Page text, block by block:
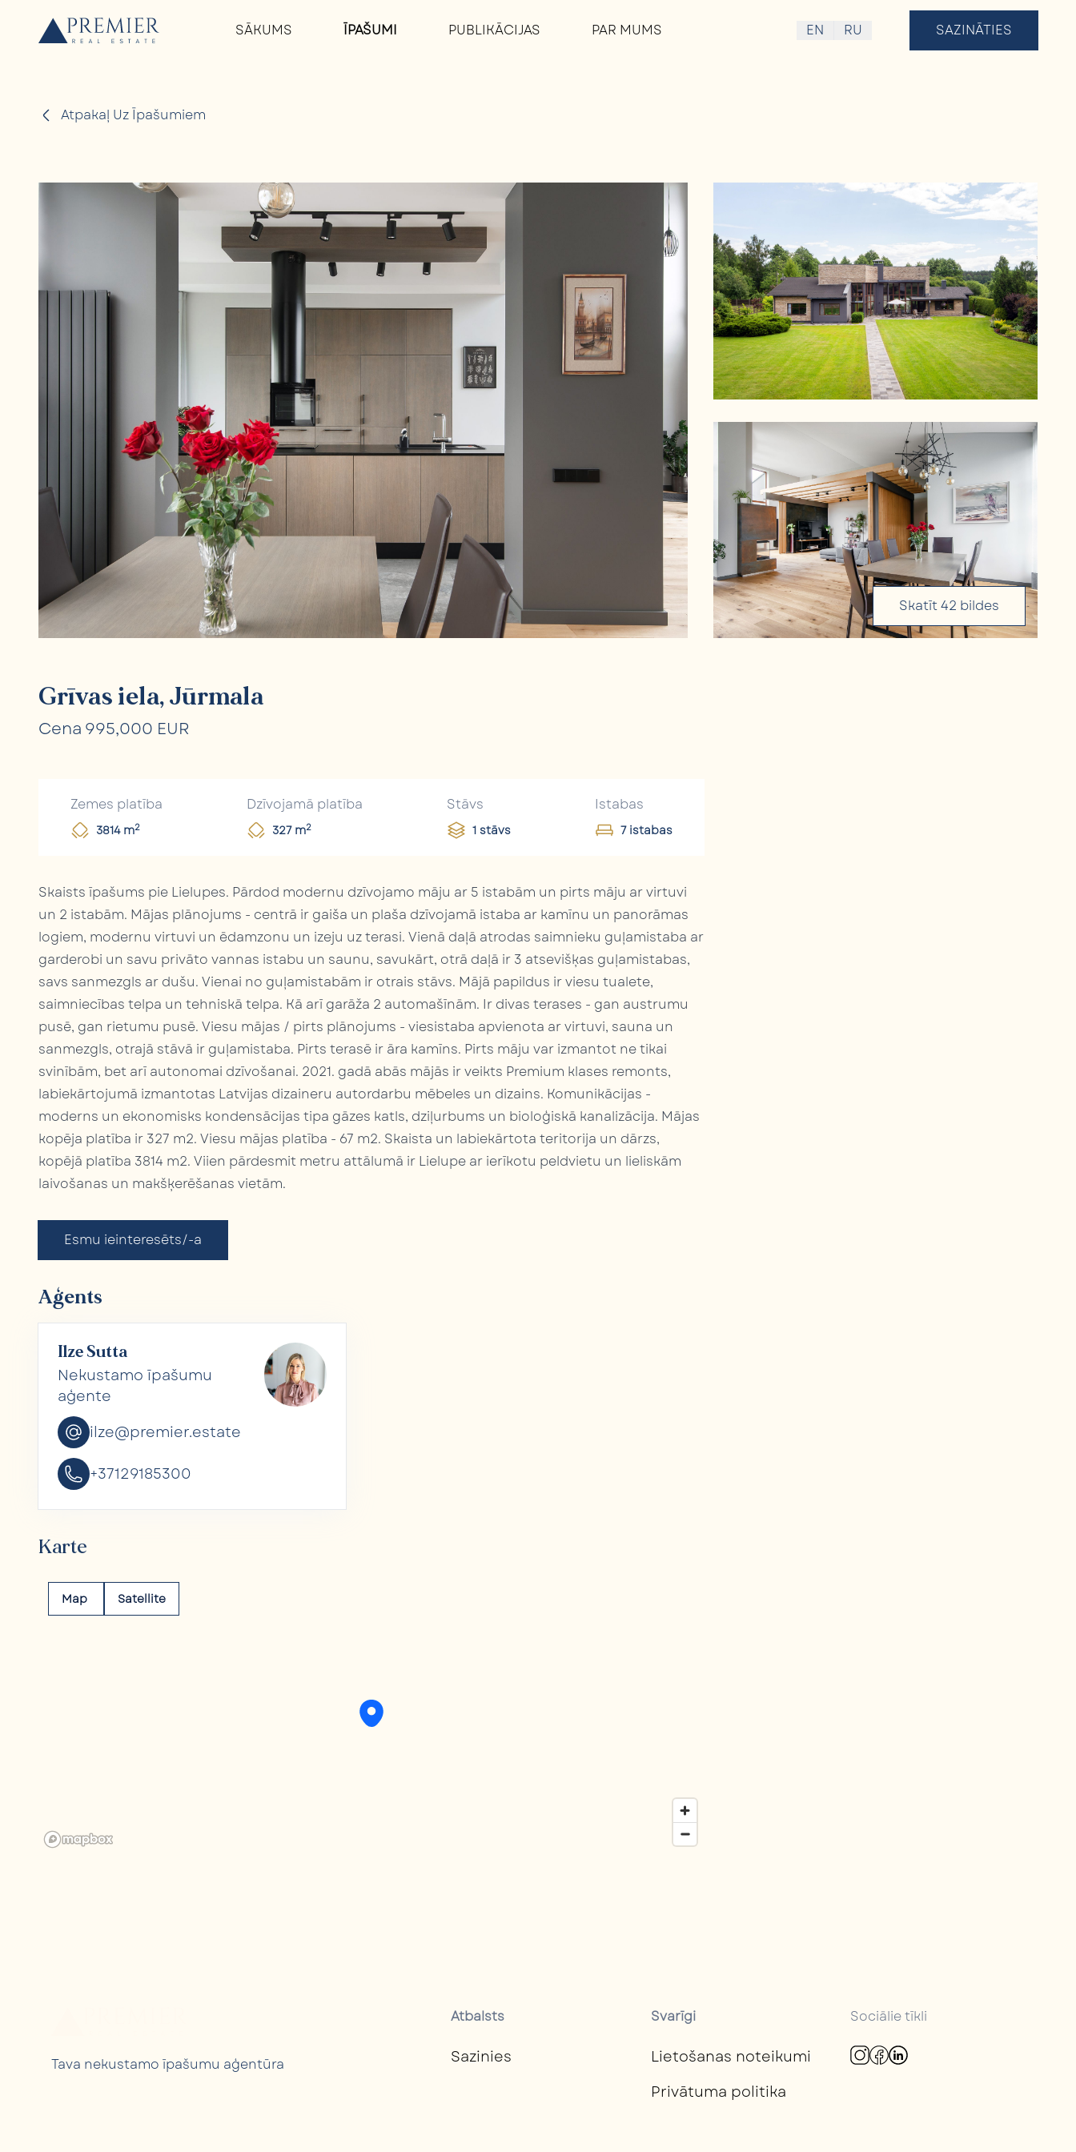
SĀKUMS ĪPAŠUMI PUBLIKĀCIJAS PAR MUMS EN RU SAZINĀTIES
Atpakaļ Uz Īpašumiem
Skatīt 42 bildes
Grīvas iela, Jūrmala
Cena 995,000 EUR
Zemes platība
3814 m2
Dzīvojamā platība
327 m2
Stāvs
1 stāvs
Istabas
7 istabas
Skaists īpašums pie Lielupes. Pārdod modernu dzīvojamo māju ar 5 istabām un pirts māju ar virtuvi
un 2 istabām. Mājas plānojums - centrā ir gaiša un plaša dzīvojamā istaba ar kamīnu un panorāmas
logiem, modernu virtuvi un ēdamzonu un izeju uz terasi. Vienā daļā atrodas saimnieku guļamistaba ar
garderobi un savu privāto vannas istabu un saunu, savukārt, otrā daļā ir 3 atsevišķas guļamistabas,
savs sanmezgls ar dušu. Vienai no guļamistabām ir otrais stāvs. Mājā papildus ir viesu tualete,
saimniecības telpa un tehniskā telpa. Kā arī garāža 2 automašīnām. Ir divas terases - gan austrumu
pusē, gan rietumu pusē. Viesu mājas / pirts plānojums - viesistaba apvienota ar virtuvi, sauna un
sanmezgls, otrajā stāvā ir guļamistaba. Pirts terasē ir āra kamīns. Pirts māju var izmantot ne tikai
svinībām, bet arī autonomai dzīvošanai. 2021. gadā abās mājās ir veikts Premium klases remonts,
labiekārtojumā izmantotas Latvijas dizaineru autordarbu mēbeles un dizains. Komunikācijas -
moderns un ekonomisks kondensācijas tipa gāzes katls, dziļurbums un bioloģiskā kanalizācija. Mājas
kopēja platība ir 327 m2. Viesu mājas platība - 67 m2. Skaista un labiekārtota teritorija un dārzs,
kopējā platība 3814 m2. Viien pārdesmit metru attālumā ir Lielupe ar ierīkotu peldvietu un lieliskām
laivošanas un makšķerēšanas vietām.
Esmu ieinteresēts/-a
Aģents
Ilze Sutta
Nekustamo īpašumu
aģente
ilze@premier.estate
+37129185300
Karte
Map Satellite
Tava nekustamo īpašumu aģentūra
Atbalsts
Sazinies
Svarīgi
Lietošanas noteikumi
Privātuma politika
Sociālie tīkli